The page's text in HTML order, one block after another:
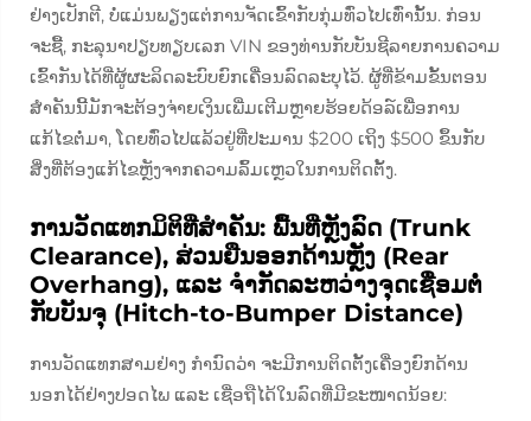
ຢ່າງເປັກຕີ, ບໍ່ແມ່ນພຽງແຕ່ການຈັດເຂົ້າກັບກຸ່ມທົ່ວໄປເທົ່ານັ້ນ. ກ່ອນ
ຈະຊື້, ກະລຸນາປຽບທຽບເລກ VIN ຂອງທ່ານກັບບັນຊີລາຍການຄວາມ
ເຂົ້າກັນໄດ້ທີ່ຜູ້ຜະລິດລະບົບຍົກເຄື່ອນລົດລະບຸໄວ້. ຜູ້ທີ່ຂ້າມຂັ້ນຕອນ
ສຳຄັນນີ້ມັກຈະຕ້ອງຈ່າຍເງິນເພີ່ມເຕີມຫຼາຍຮ້ອຍດ້ອລ໌ເພື່ອການ
ແກ້ໄຂຕໍ່ມາ, ໂດຍທົ່ວໄປແລ້ວຢູ່ທີ່ປະມານ $200 ເຖິງ $500 ຂຶ້ນກັບ
ສິ່ງທີ່ຕ້ອງແກ້ໄຂຫຼັງຈາກຄວາມລົ້ມເຫຼວໃນການຕິດຕັ້ງ.
ການວັດແທກມິຕິທີ່ສຳຄັນ: ພື້ນທີ່ຫຼັງລົດ (Trunk
Clearance), ສ່ວນຍືນອອກດ້ານຫຼັງ (Rear
Overhang), ແລະ ຈໍາກັດລະຫວ່າງຈຸດເຊື່ອມຕໍ່
ກັບບັນຈຸ (Hitch-to-Bumper Distance)
ການວັດແທກສາມຢ່າງ ກຳນົດວ່າ ຈະມີການຕິດຕັ້ງເຄື່ອງຍົກດ້ານ
ນອກໄດ້ຢ່າງປອດໄພ ແລະ ເຊື່ອຖືໄດ້ໃນລົດທີ່ມີຂະໜາດນ້ອຍ: